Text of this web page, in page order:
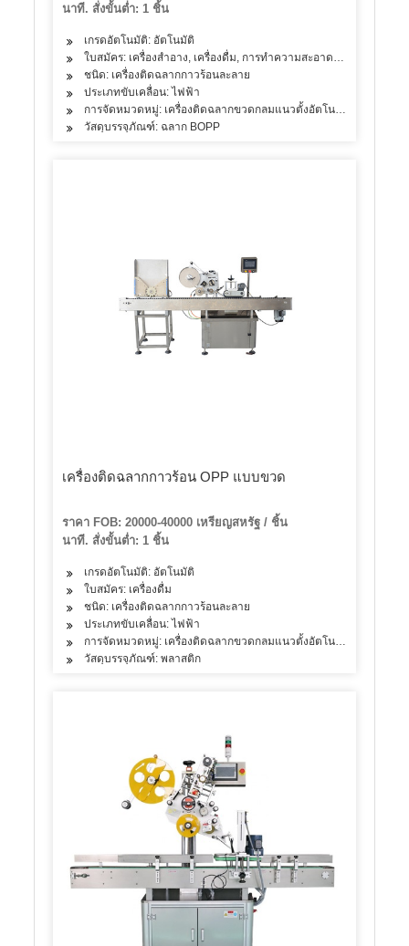
นาที. สั่งขั้นต่ำ: 1 ชิ้น
เกรดอัตโนมัติ: อัตโนมัติ
ใบสมัคร: เครื่องสำอาง, เครื่องดื่ม, การทำความสะอาด, ผงซักฟอก
ชนิด: เครื่องติดฉลากกาวร้อนละลาย
ประเภทขับเคลื่อน: ไฟฟ้า
การจัดหมวดหมู่: เครื่องติดฉลากขวดกลมแนวตั้งอัตโนมัติ
วัสดุบรรจุภัณฑ์: ฉลาก BOPP
เครื่องติดฉลากกาวร้อน OPP แบบขวด
ราคา FOB: 20000-40000 เหรียญสหรัฐ / ชิ้น
นาที. สั่งขั้นต่ำ: 1 ชิ้น
เกรดอัตโนมัติ: อัตโนมัติ
ใบสมัคร: เครื่องดื่ม
ชนิด: เครื่องติดฉลากกาวร้อนละลาย
ประเภทขับเคลื่อน: ไฟฟ้า
การจัดหมวดหมู่: เครื่องติดฉลากขวดกลมแนวตั้งอัตโนมัติ
วัสดุบรรจุภัณฑ์: พลาสติก